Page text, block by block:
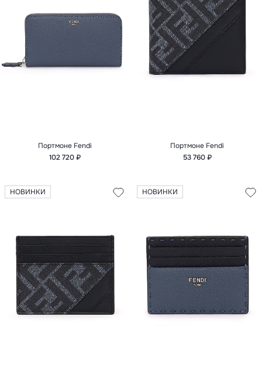
Портмоне Fendi
102 720 ₽
Портмоне Fendi
53 760 ₽
НОВИНКИ НОВИНКИ